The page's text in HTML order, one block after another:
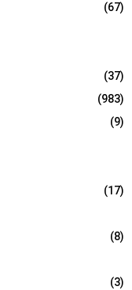
(67)
(37)
(983)
(9)
(17)
(8)
(3)